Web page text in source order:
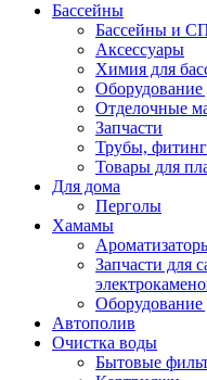
Бассейны
Бассейны и
Аксессуары
Химия для
Оборудование
Отделочные
Запчасти
Трубы,
Товары для
Для дома
Перголы
Хамамы
Запчасти для
Оборудование
Автополив
Очистка воды
Бытовые